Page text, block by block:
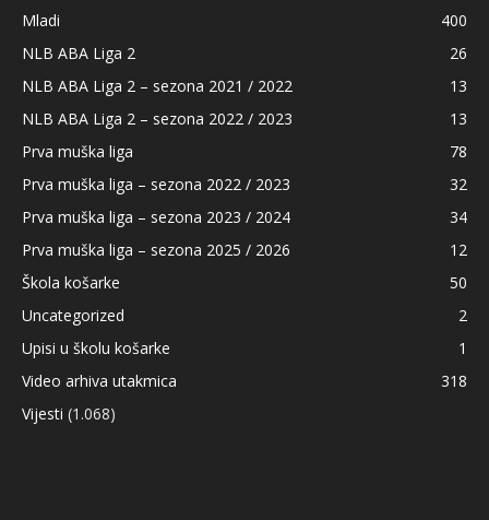
Mladi
400
NLB ABA Liga 2
26
NLB ABA Liga 2 – sezona 2021 / 2022
13
NLB ABA Liga 2 – sezona 2022 / 2023
13
Prva muška liga
78
Prva muška liga – sezona 2022 / 2023
32
Prva muška liga – sezona 2023 / 2024
34
Prva muška liga – sezona 2025 / 2026
12
Škola košarke
50
Uncategorized
2
Upisi u školu košarke
1
Video arhiva utakmica
318
Vijesti (1.068)